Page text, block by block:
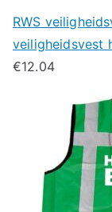
RWS
veiligheidsvest
€12.04